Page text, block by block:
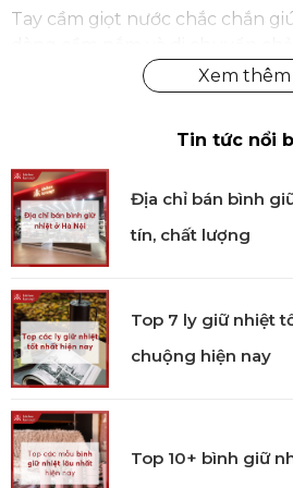
Tay cầm giọt nước chắc chắn
Tin tức nổi
Địa chỉ bán bình
tín, chất lượng
Top 7 ly giữ nhiệt
chuộng hiện nay
Top 10+ bình giữ